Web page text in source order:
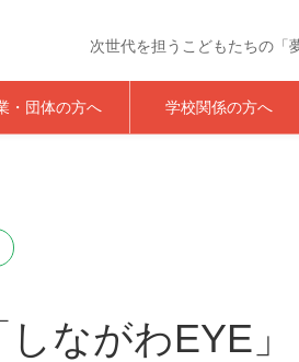
ト｜夢★らくざ
次世代を担うこどもたちの「
・団体の方へ 学校関係の方へ
ながわEYE」